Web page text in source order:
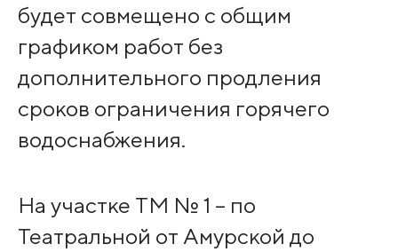
будет совмещено с общим
графиком работ без
дополнительного продления
сроков ограничения горячего
водоснабжения.
На участке ТМ № 1 – по
Театральной от Амурской до